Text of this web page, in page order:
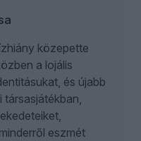
közepette
a lojális
és újabb
társasjátékban,
eszmét